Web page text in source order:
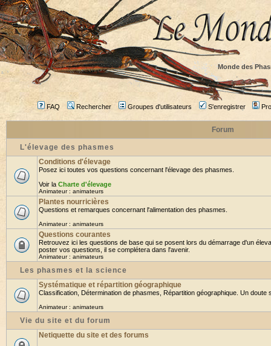
Monde des
FAQ Rechercher Groupes d'utilisateurs S'enregistrer
Forum
L'élevage des phasmes
Conditions d'élevage
Posez ici toutes vos questions concernant l'élevage des phasmes.
Voir la Charte d'élevage
Animateur : animateurs
Plantes nourricières
Questions et remarques concernant l'alimentation des phasmes.
Animateur : animateurs
Questions courantes
Retrouvez ici les questions de base qui se posent lors du démarrage d'un
poster vos questions, il se complétera dans l'avenir.
Animateur : animateurs
Les phasmes et la science
Systématique et répartition géographique
Classification, Détermination de phasmes, Répartition géographique. Un doute
Animateur : animateurs
Vie du site et du forum
Netiquette du site et des forums